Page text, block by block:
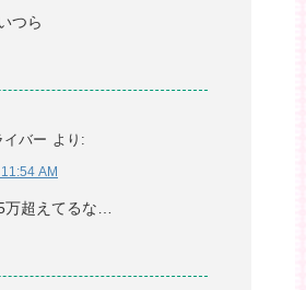
つら
イバー より:
AM
万超えてるな…